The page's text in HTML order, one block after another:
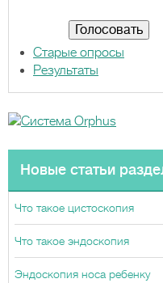
Старые опросы
Результаты
Новые статьи
Что такое цистоскопия
Что такое эндоскопия
Эндоскопия носа ребенку